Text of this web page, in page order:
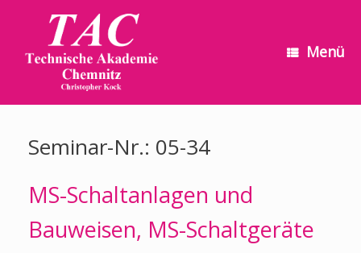
Menü
Seminar-Nr.: 05-34
MS-Schaltanlagen und
Bauweisen, MS-Schaltgeräte